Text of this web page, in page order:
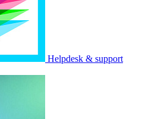
Helpdesk & support